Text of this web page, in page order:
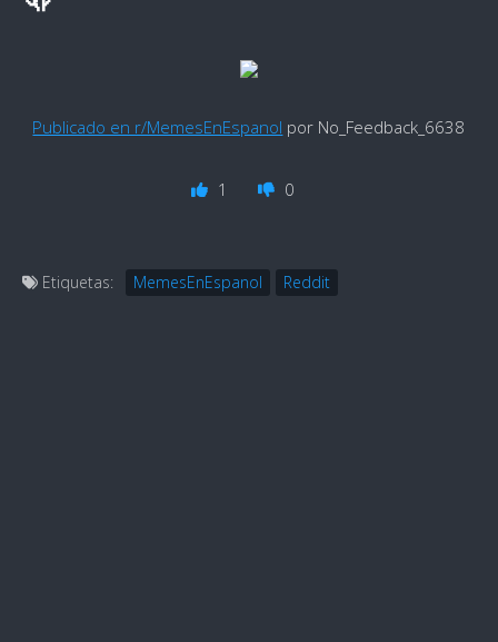
Publicado en r/MemesEnEspanol por No_Feedback_6638
1 0
Etiquetas: MemesEnEspanol Reddit